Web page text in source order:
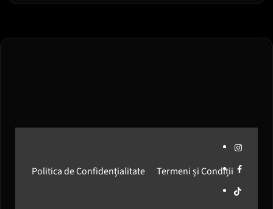
Politica de Confidențialitate Termeni și Condiții
Instagram
Facebook
Media